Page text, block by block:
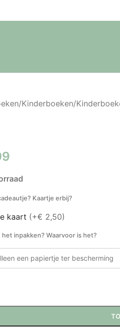
/Kinderboeken/
Kaartje erbij?
kaart (+€ 2,50)
inpakken? Waarvoor is het?